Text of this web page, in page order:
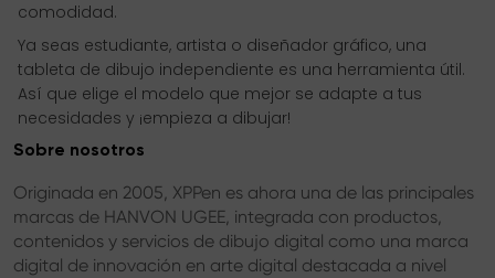
comodidad.
Ya seas estudiante, artista o diseñador gráfico, una
tableta de dibujo independiente es una herramienta útil.
Así que elige el modelo que mejor se adapte a tus
necesidades y ¡empieza a dibujar!
Sobre nosotros
Originada en 2005, XPPen es ahora una de las principales
marcas de HANVON UGEE, integrada con productos,
contenidos y servicios de dibujo digital como una marca
digital de innovación en arte digital destacada a nivel